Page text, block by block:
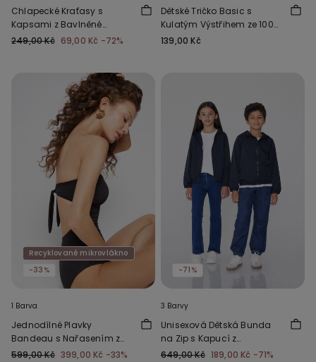
Chlapecké Kraťasy s
Kapsami z Bavlněné
Teplákoviny
249,00 Kč 69,00 Kč -72%
Dětské Tričko Basic s
Kulatým Výstřihem ze 100%
Bavlny Unisex
139,00 Kč
Recyklované mikrovlákno
-33%
1 Barva
Jednodílné Plavky
Bandeau s Nařasením z
Recyklovaného
599,00 Kč 399,00 Kč -33%
-71%
3 Barvy
Unisexová Dětská Bunda
na Zip s Kapucí z
Funkčního Materiálu
649,00 Kč 189,00 Kč -71%